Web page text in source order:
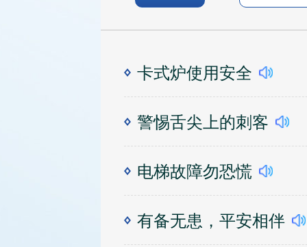
卡式炉使用安全
警惕舌尖上的刺客
电梯故障勿恐慌
有备无患，平安相伴